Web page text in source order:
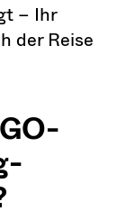
– Ihr
der Reise